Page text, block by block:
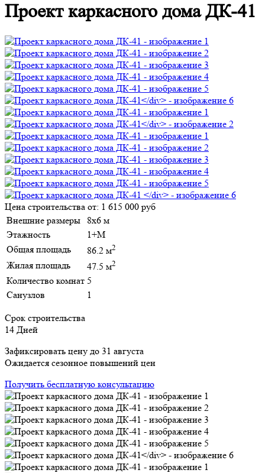
Проект каркасного дома ДК-41
Цена строительства от: 1 615 000 руб
Внешние размеры
8х6 м
Этажность
1+М
Общая площадь
86.2 м2
Жилая площадь 47.5 м2
Количество комнат 5
Санузлов
1
Срок строительства
14 Дней
Зафиксировать цену до 31 августа
Ожидается сезонное повышений цен
Получить бесплатную консультацию